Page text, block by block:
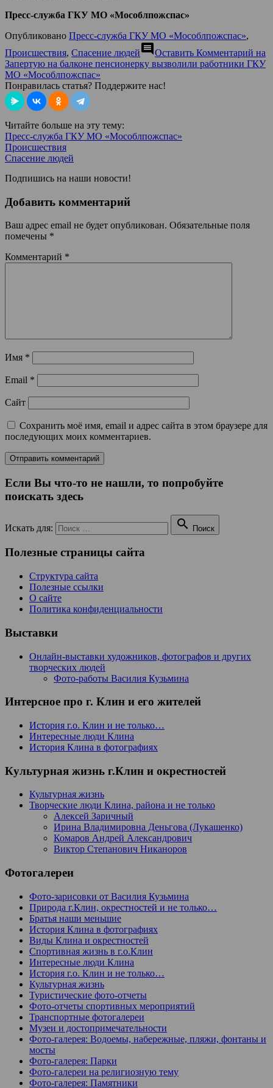
Пресс-служба ГКУ МО «Мособлпожспас»
Опубликовано Пресс-служба ГКУ МО «Мособлпожспас»,
Происшествия, Спасение людейcomment Оставить Комментарий на
Запертую на балконе пенсионерку вызволили работники ГКУ
МО «Мособлпожспас»
Понравилась статья? Поддержите нас!
Читайте больше на эту тему:
Пресс-служба ГКУ МО «Мособлпожспас»
Происшествия
Спасение людей
Подпишись на наши новости!
Добавить комментарий
Ваш адрес email не будет опубликован. Обязательные поля
помечены *
Комментарий *
Имя *
Email *
Сайт
Сохранить моё имя, email и адрес сайта в этом браузере для
последующих моих комментариев.
Если Вы что-то не нашли, то попробуйте
поискать здесь
Искать для:  Поиск
Полезные страницы сайта
Структура сайта
Полезные ссылки
О сайте
Политика конфиденциальности
Выставки
Онлайн-выставки художников, фотографов и других
творческих людей
Фото-работы Василия Кузьмина
Интерсное про г. Клин и его жителей
История г.о. Клин и не только…
Интересные люди Клина
История Клина в фотографиях
Культурная жизнь г.Клин и окрестностей
Культурная жизнь
Творческие люди Клина, района и не только
Алексей Заричный
Ирина Владимировна Деньгова (Лукашенко)
Комаров Андрей Александрович
Виктор Степанович Никаноров
Фотогалереи
Фото-зарисовки от Василия Кузьмина
Природа г.Клин, окрестностей и не только…
Братья наши меньшие
История Клина в фотографиях
Виды Клина и окрестностей
Спортивная жизнь в г.о.Клин
Интересные люди Клина
История г.о. Клин и не только…
Культурная жизнь
Туристические фото-отчеты
Фото-отчеты спортивных мероприятий
Транспортные фотогалереи
Музеи и достопримечательности
Фото-галерея: Водоемы, набережные, пляжи, фонтаны и
мосты
Фото-галерея: Парки
Фото-галереи на религиозную тему
Фото-галерея: Памятники